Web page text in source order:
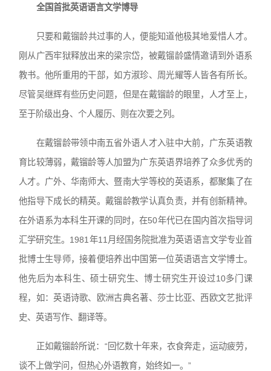
全国首批英语语言文学博导
只要和戴镏龄共过事的人，便能知道他极其地爱惜人才。
刚从广西牢狱释放出来的梁宗岱，被戴镏龄盛情邀请到外语系
教书。他所重用的干部，如方淑珍、周光耀等人皆各有所长。
尽管吴继辉有些历史问题，但是在戴镏龄的眼里，人才至上，
至于阶级出身、个人履历、则在次要之列。
在戴镏龄带领中南五省外语人才入驻中大前，广东英语教
育比较薄弱，戴镏龄等人加盟为广东英语界培养了众多优秀的
人才。广外、华南师大、暨南大学等校的英语系，都聚集了在
他指导下成长的精英。戴镏龄教学认真负责，并有创新精神。
在外语系为本科生开课的同时，在50年代已在国内首次指导词
汇学研究生。1981年11月经国务院批准为英语语言文学专业首
批博士生导师，接着便培养出中国第一位英语语言文学博士。
他先后为本科生、硕士研究生、博士研究生开设过10多门课
程，如：英语诗歌、欧洲古典名著、莎士比亚、西欧文艺批评
史、英语写作、翻译等。
正如戴镏龄所说：“回忆数十年来，衣食奔走，运动疲劳，
谈不上做学问，但热心外语教育，始终如一。”